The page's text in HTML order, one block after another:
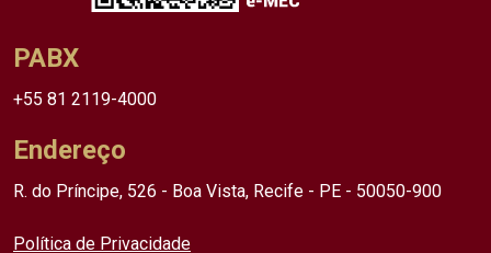
PABX
+55 81 2119-4000
Endereço
R. do Príncipe, 526 - Boa Vista, Recife - PE - 50050-900
Política de Privacidade